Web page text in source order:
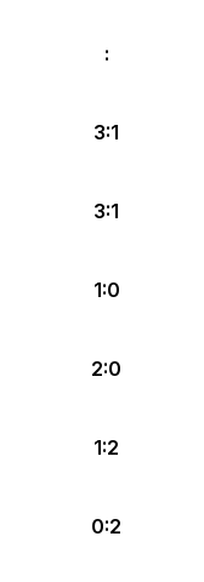
:
3:1
3:1
1:0
2:0
1:2
0:2